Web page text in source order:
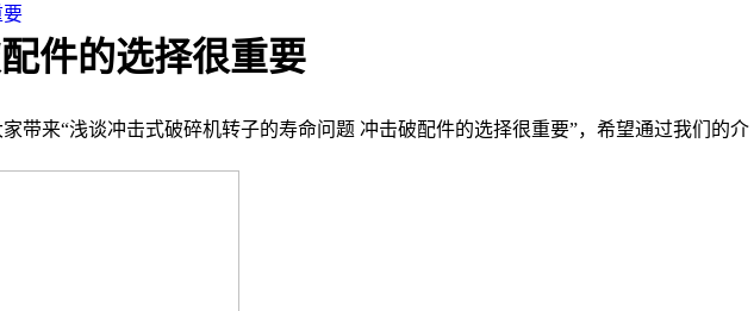
要
件的选择很重要
带来“浅谈冲击式破碎机转子的寿命问题 冲击破配件的选择很重要”，希望通过我们的介